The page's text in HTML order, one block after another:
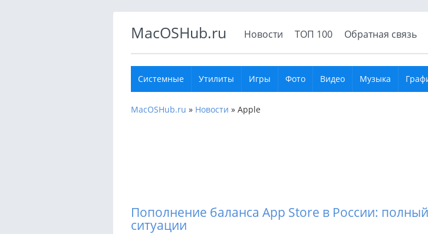
MacOSHub.ru Новости ТОП 100 Обратная связь
Системные Утилиты Игры Фото Видео Музыка
MacOSHub.ru » Новости » Apple
Пополнение баланса App Store в России:
ситуации